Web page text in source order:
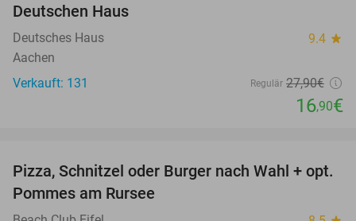
Deutschen Haus
Deutsches Haus 9.4 star
Aachen
Verkauft: 131
Regulär 27,90€
16,90€
24%
Pizza, Schnitzel oder Burger nach Wahl + opt.
Pommes am Rursee